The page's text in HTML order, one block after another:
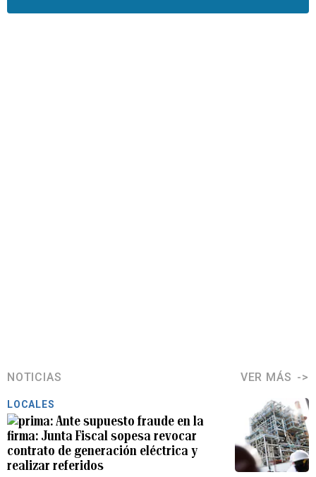
NOTICIAS VER MÁS
LOCALES
Ante supuesto fraude en la
firma: Junta Fiscal sopesa revocar
contrato de generación eléctrica y
realizar referidos